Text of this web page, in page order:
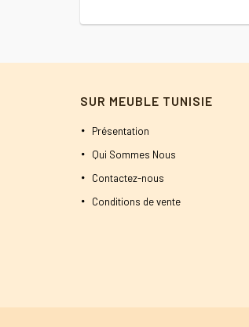
SUR MEUBLE TUNISIE
Présentation
Qui Sommes Nous
Contactez-nous
Conditions de vente